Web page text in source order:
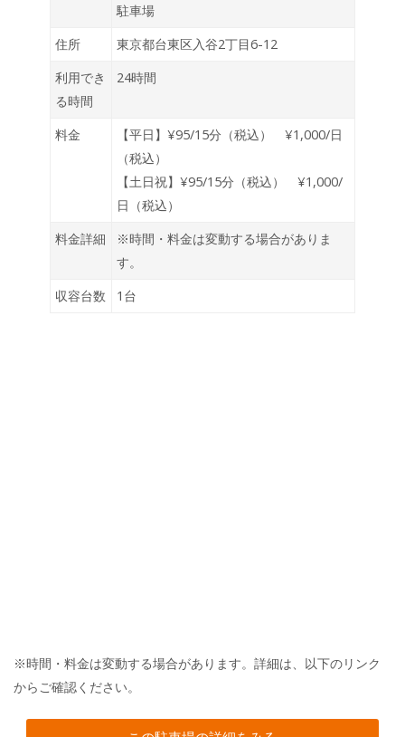
駐車場
住所
東京都台東区入谷2丁目6-12
利用でき
る時間
24時間
料金
【平日】¥95/15分（税込） ¥1,000/日
（税込）
【土日祝】¥95/15分（税込） ¥1,000/
日（税込）
料金詳細
※時間・料金は変動する場合がありま
す。
収容台数
1台
※時間・料金は変動する場合があります。詳細は、以下のリンク
からご確認ください。